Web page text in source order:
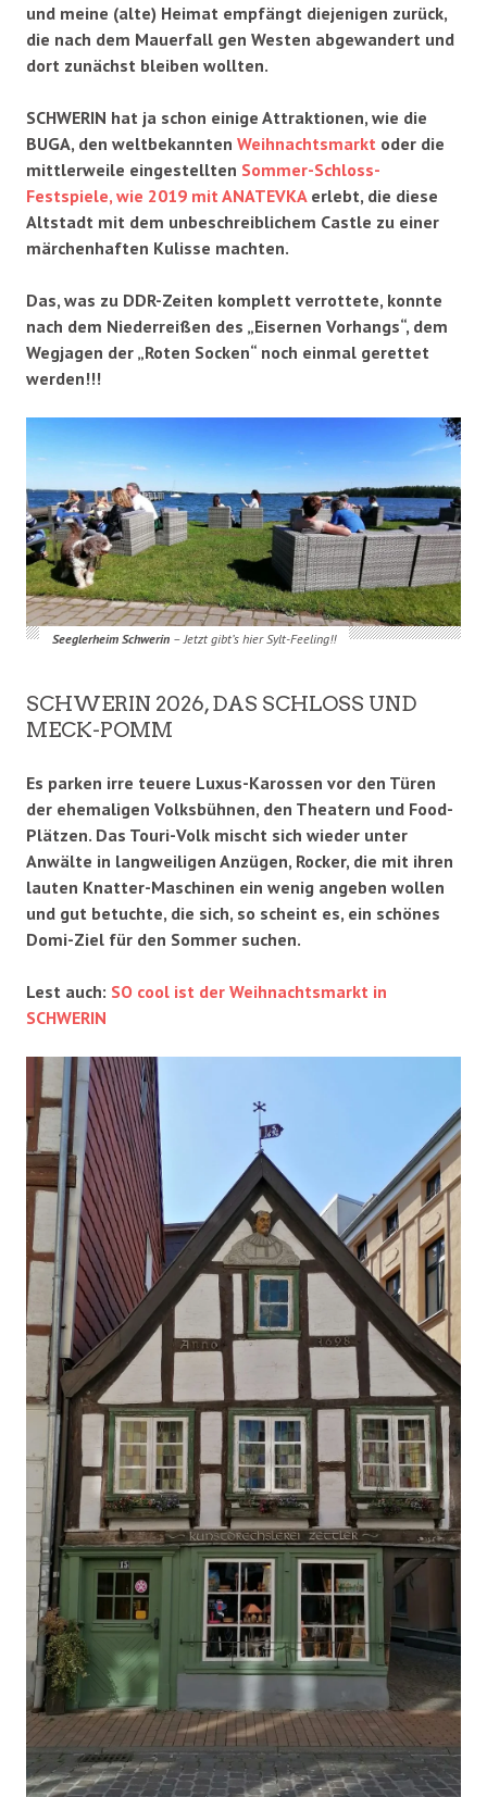
und meine (alte) Heimat empfängt diejenigen zurück,
die nach dem Mauerfall gen Westen abgewandert und
dort zunächst bleiben wollten.
SCHWERIN hat ja schon einige Attraktionen, wie die
BUGA, den weltbekannten Weihnachtsmarkt oder die
mittlerweile eingestellten Sommer-Schloss-
Festspiele, wie 2019 mit ANATEVKAerlebt, die diese
Altstadt mit dem unbeschreiblichem Castle zu einer
märchenhaften Kulisse machten.
Das, was zu DDR-Zeiten komplett verrottete, konnte
nach dem Niederreißen des „Eisernen Vorhangs“, dem
Wegjagen der „Roten Socken“ noch einmal gerettet
werden!!!
Seeglerheim Schwerin– Jetzt gibt’s hier Sylt-Feeling!!
SCHWERIN 2026, DAS SCHLOSS UND
MECK-POMM
Es parken irre teuere Luxus-Karossen vor den Türen
der ehemaligen Volksbühnen, den Theatern und Food-
Plätzen. Das Touri-Volk mischt sich wieder unter
Anwälte in langweiligen Anzügen, Rocker, die mit ihren
lauten Knatter-Maschinen ein wenig angeben wollen
und gut betuchte, die sich, so scheint es, ein schönes
Domi-Ziel für den Sommer suchen.
Lest auch: SO cool ist der Weihnachtsmarkt in
SCHWERIN